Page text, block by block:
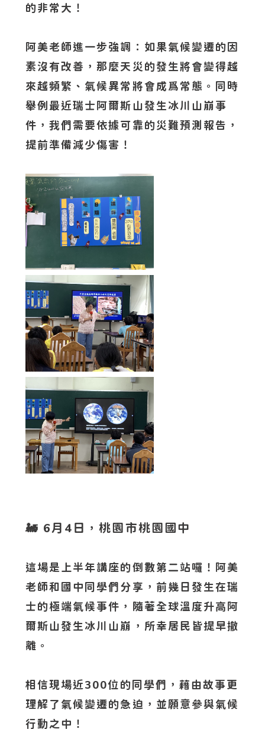
的非常大！
阿美老師進一步強調：如果氣候變遷的因
素沒有改善，那麼天災的發生將會變得越
來越頻繁、氣候異常將會成爲常態。同時
舉例最近瑞士阿爾斯山發生冰川山崩事
件，我們需要依據可靠的災難預測報告，
提前準備減少傷害！
🚂 6月4日，桃園市桃園國中
這場是上半年講座的倒數第二站囉！阿美
老師和國中同學們分享，前幾日發生在瑞
士的極端氣候事件，隨著全球溫度升高阿
爾斯山發生冰川山崩，所幸居民皆提早撤
離。
相信現場近300位的同學們，藉由故事更
理解了氣候變遷的急迫，並願意參與氣候
行動之中！